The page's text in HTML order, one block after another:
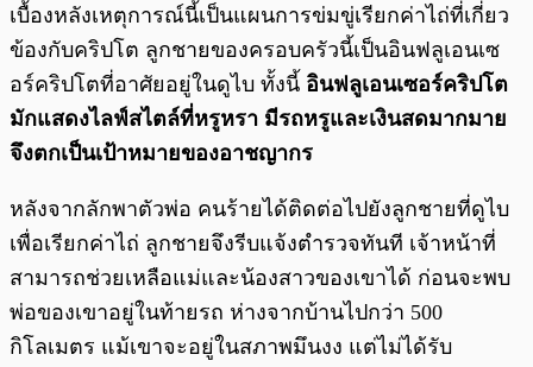
เบื้องหลังเหตุการณ์นี้เป็นแผนการข่มขู่เรียกค่าไถ่ที่เกี่ยว
ข้องกับคริปโต ลูกชายของครอบครัวนี้เป็นอินฟลูเอนเซ
อร์คริปโตที่อาศัยอยู่ในดูไบ ทั้งนี้ อินฟลูเอนเซอร์คริปโต
มักแสดงไลฟ์สไตล์ที่หรูหรา มีรถหรูและเงินสดมากมาย
จึงตกเป็นเป้าหมายของอาชญากร
หลังจากลักพาตัวพ่อ คนร้ายได้ติดต่อไปยังลูกชายที่ดูไบ
เพื่อเรียกค่าไถ่ ลูกชายจึงรีบแจ้งตำรวจทันที เจ้าหน้าที่
สามารถช่วยเหลือแม่และน้องสาวของเขาได้ ก่อนจะพบ
พ่อของเขาอยู่ในท้ายรถ ห่างจากบ้านไปกว่า 500
กิโลเมตร แม้เขาจะอยู่ในสภาพมึนงง แต่ไม่ได้รับ